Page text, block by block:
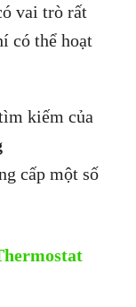
vai trò rất
có thể hoạt
kiếm của
cấp một số